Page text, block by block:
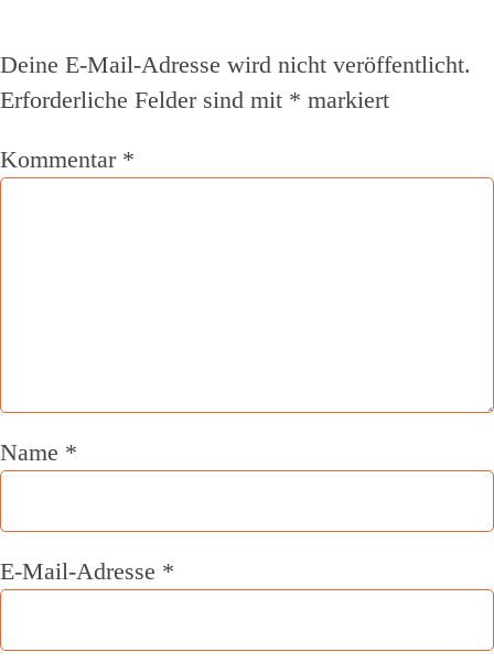
Deine E-Mail-Adresse wird nicht veröffentlicht.
Erforderliche Felder sind mit * markiert
Kommentar *
Name *
E-Mail-Adresse *